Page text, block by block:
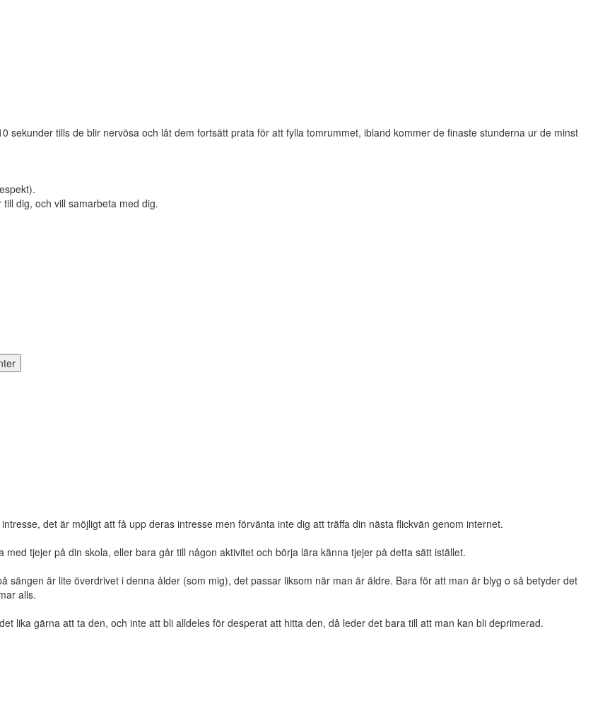
sekunder tills de blir nervösa och låt dem fortsätt prata för att fylla tomrummet, ibland kommer de finaste stunderna ur de minst
dig, och vill samarbeta med dig.
det är möjligt att få upp deras intresse men förvänta inte dig att träffa din nästa flickvän genom internet.
tjejer på din skola, eller bara går till någon aktivitet och börja lära känna tjejer på detta sätt istället.
sängen är lite överdrivet i denna ålder (som mig), det passar liksom när man är äldre. Bara för att man är blyg o så betyder det
alls.
lika gärna att ta den, och inte att bli alldeles för desperat att hitta den, då leder det bara till att man kan bli deprimerad.